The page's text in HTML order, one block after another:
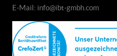
E-Mail: info@ibt-gmbh.com